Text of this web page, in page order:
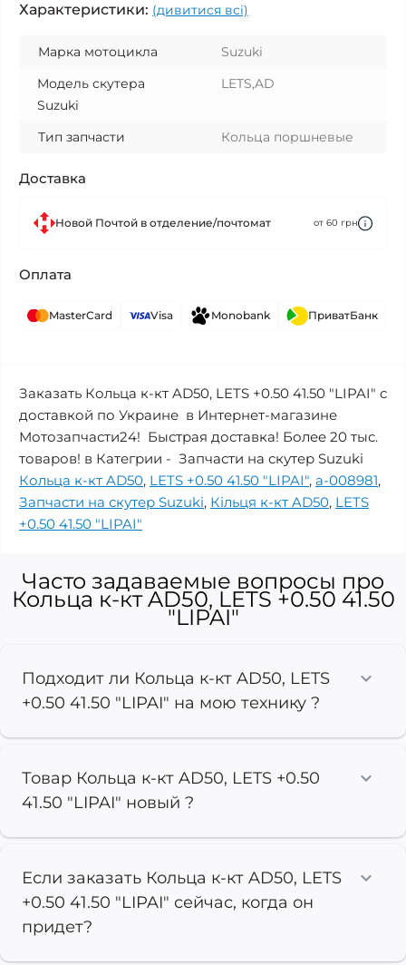
Характеристики: (дивитися всі)
Марка мотоцикла
Suzuki
Модель скутера
Suzuki
LETS,AD
Тип запчасти Кольца поршневые
Доставка
Новой Почтой в отделение/почтомат от 60 грн
Оплата
MasterCard Visa Monobank ПриватБанк
Заказать Кольца к-кт AD50, LETS +0.50 41.50 "LIPAI" с
доставкой по Украине в Интернет-магазине
Мотозапчасти24! Быстрая доставка! Более 20 тыс.
товаров! в Категрии - Запчасти на скутер Suzuki
Кольца к-кт AD50, LETS +0.50 41.50 "LIPAI", a-008981,
Запчасти на скутер Suzuki, Кільця к-кт AD50, LETS
+0.50 41.50 "LIPAI"
Часто задаваемые вопросы про
Кольца к-кт AD50, LETS +0.50 41.50
"LIPAI"
Подходит ли Кольца к-кт AD50, LETS
+0.50 41.50 "LIPAI" на мою технику ?
Товар Кольца к-кт AD50, LETS +0.50
41.50 "LIPAI" новый ?
Если заказать Кольца к-кт AD50, LETS
+0.50 41.50 "LIPAI" сейчас, когда он
придет?